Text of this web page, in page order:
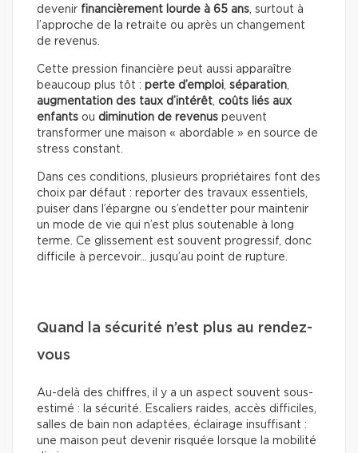
devenir financièrement lourde à 65 ans , surtout à
l’approche de la retraite ou après un changement
de revenus.
Cette pression financière peut aussi apparaître
beaucoup plus tôt : perte d’emploi séparation
augmentation des taux d’intérêt coûts liés aux
enfants ou diminution de revenus peuvent
transformer une maison « abordable » en source de
stress constant.
Dans ces conditions, plusieurs propriétaires font des
choix par défaut : reporter des travaux essentiels,
puiser dans l’épargne ou s’endetter pour maintenir
un mode de vie qui n’est plus soutenable à long
terme. Ce glissement est souvent progressif, donc
difficile à percevoir… jusqu’au point de rupture.
Quand la sécurité n’est plus au rendez-
vous
Au-delà des chiffres, il y a un aspect souvent sous-
estimé : la sécurité. Escaliers raides, accès difficiles,
salles de bain non adaptées, éclairage insuffisant :
une maison peut devenir risquée lorsque la mobilité